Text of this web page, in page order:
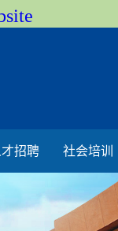
才招聘 社会培训